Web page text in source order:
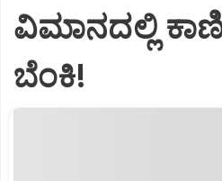
ವಿಮಾನದಲ್ಲಿ
ಬೆಂಕಿ!